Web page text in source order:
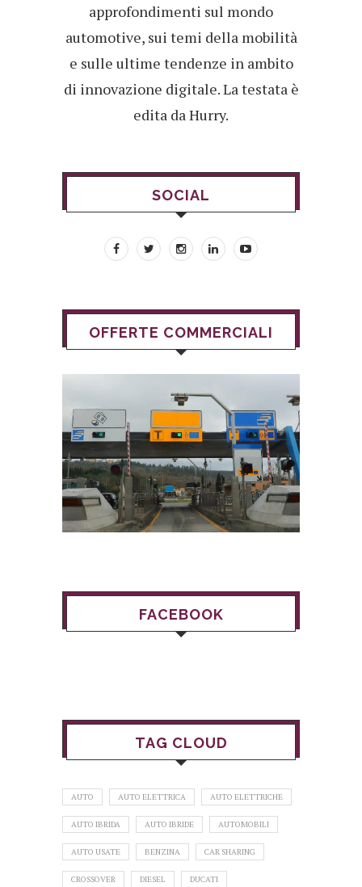
approfondimenti sul mondo
automotive, sui temi della mobilità
e sulle ultime tendenze in ambito
di innovazione digitale. La testata è
edita da Hurry.
SOCIAL
OFFERTE COMMERCIALI
FACEBOOK
TAG CLOUD
AUTO AUTO ELETTRICA AUTO ELETTRICHE
AUTO IBRIDA AUTO IBRIDE AUTOMOBILI
AUTO USATE BENZINA CAR SHARING
CROSSOVER DIESEL DUCATI